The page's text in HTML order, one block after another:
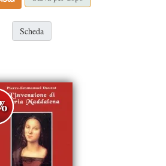
Scheda